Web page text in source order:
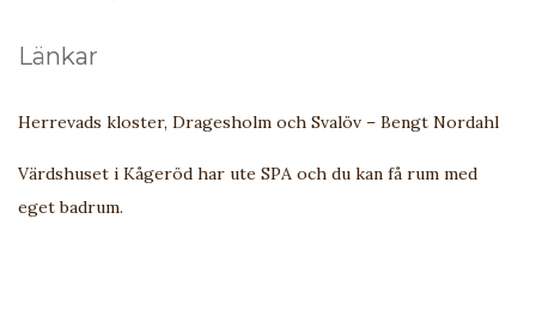
Länkar
Herrevads kloster, Dragesholm och Svalöv – Bengt Nordahl
Värdshuset i Kågeröd har ute SPA och du kan få rum med
eget badrum.